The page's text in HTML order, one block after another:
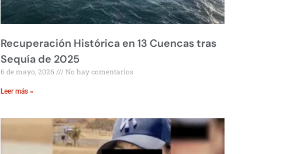
Recuperación Histórica en 13 Cuencas tras
Sequía de 2025
6 de mayo, 2026 No hay comentarios
Leer más »